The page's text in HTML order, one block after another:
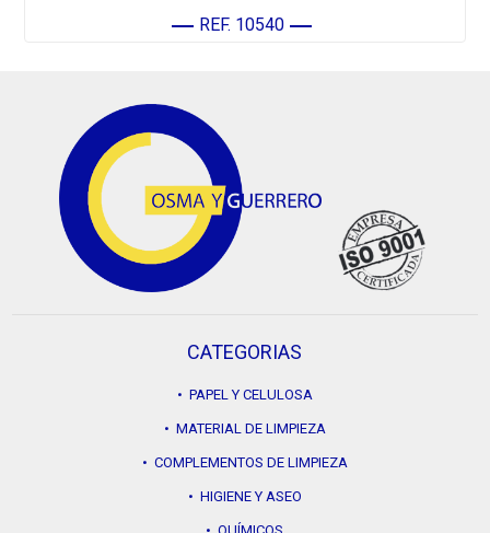
REF. 10540
CATEGORIAS
• PAPEL Y CELULOSA
• MATERIAL DE LIMPIEZA
• COMPLEMENTOS DE LIMPIEZA
• HIGIENE Y ASEO